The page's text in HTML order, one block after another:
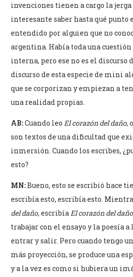
invenciones tienen a cargo la
interesante saber hasta qué punto
entendido por alguien que no
argentina. Había toda una
interna, pero ese no es el discurso
discurso de esta especie de mini
que se corporizan y empiezan a
una realidad propias.
AB:Cuando leoEl corazón del daño,
son textos de una dificultad que
inmersión. Cuando los escribes,
esto?
MN:Bueno, esto se escribió hace
escribía esto, escribía esto.
del daño, escribíaEl corazón del daño
trabajar con el ensayo y la poesía a
entrar y salir. Pero cuando tengo
más proyección, se produce una
y a la vez es como si hubiera un